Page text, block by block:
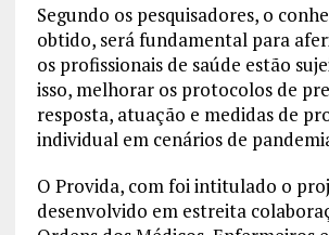
Segundo os pesquisadores, o
obtido, será fundamental para
os profissionais de saúde estão
isso, melhorar os protocolos de
resposta, atuação e medidas de
individual em cenários de
O Provida, com foi intitulado o
desenvolvido em estreita